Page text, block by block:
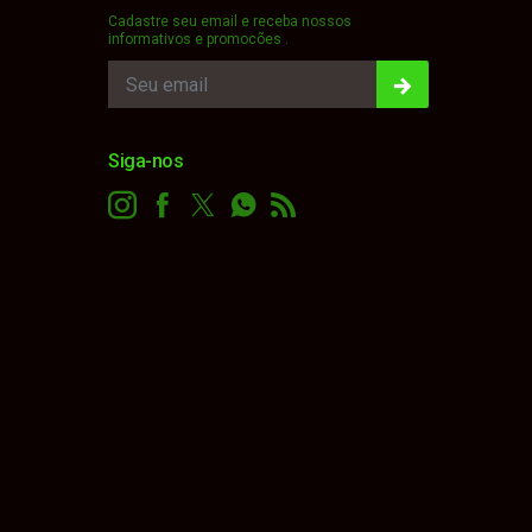
Cadastre seu email e receba nossos
informativos e promocões .
Siga-nos